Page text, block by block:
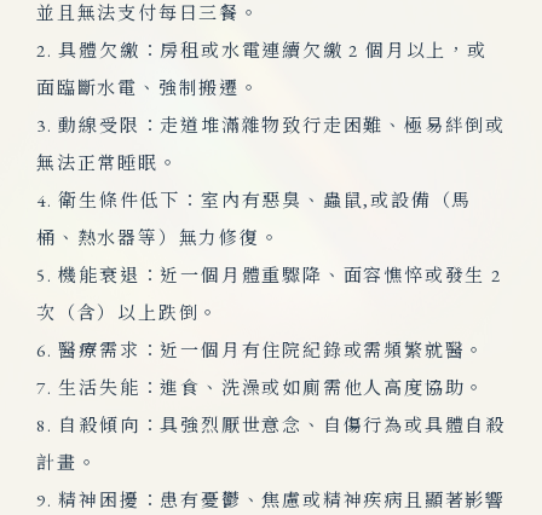
並且無法支付每日三餐。
2. 具體欠繳：房租或水電連續欠繳 2 個月以上，或
面臨斷水電、強制搬遷。
3. 動線受限：走道堆滿雜物致行走困難、極易絆倒或
無法正常睡眠。
4. 衛生條件低下：室內有惡臭、蟲鼠,或設備（馬
桶、熱水器等）無力修復。
5. 機能衰退：近一個月體重驟降、面容憔悴或發生 2
次（含）以上跌倒。
6. 醫療需求：近一個月有住院紀錄或需頻繁就醫。
7. 生活失能：進食、洗澡或如廁需他人高度協助。
8. 自殺傾向：具強烈厭世意念、自傷行為或具體自殺
計畫。
9. 精神困擾：患有憂鬱、焦慮或精神疾病且顯著影響